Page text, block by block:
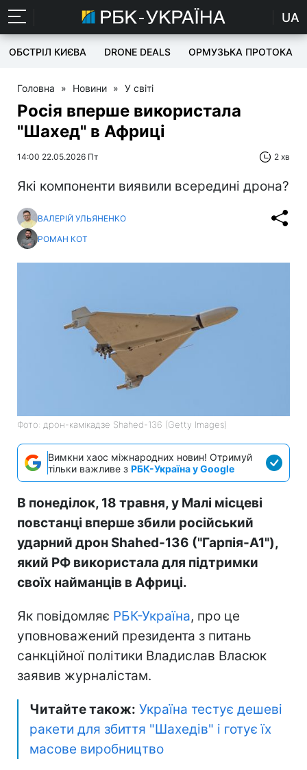
UA
ОБСТРІЛ КИЄВА DRONE DEALS ОРМУЗЬКА ПРОТОКА
Головна » Новини » У світі
Росія вперше використала
"Шахед" в Африці
14:00 22.05.2026 Пт 2 хв
Які компоненти виявили всередині дрона?
ВАЛЕРІЙ УЛЬЯНЕНКО
РОМАН КОТ
Фото: дрон-камікадзе Shahed-136 (Getty Images)
Вимкни хаос міжнародних новин! Отримуй
тільки важливе з РБК-Україна у Google
В понеділок, 18 травня, у Малі місцеві
повстанці вперше збили російський
ударний дрон Shahed-136 ("Гарпія-А1"),
який РФ використала для підтримки
своїх найманців в Африці.
Як повідомляє РБК-Україна, про це
уповноважений президента з питань
санкційної політики Владислав Власюк
заявив журналістам.
Читайте також: Україна тестує дешеві
ракети для збиття "Шахедів" і готує їх
масове виробництво